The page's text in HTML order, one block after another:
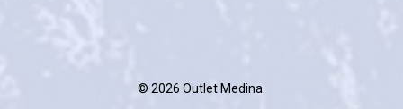
© 2026 Outlet Medina.